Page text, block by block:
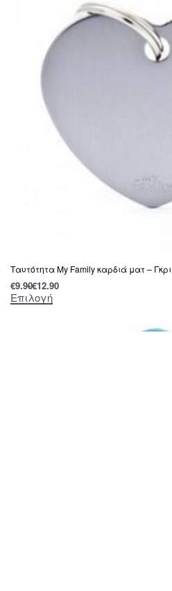
Ταυτότητα My Family καρδιά ματ – Γκρι
€9.90€12.90
Επιλογή